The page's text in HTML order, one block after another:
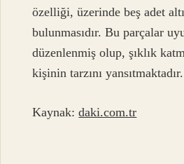
özelliği, üzerinde beş adet
bulunmasıdır. Bu parçalar
düzenlenmiş olup, şıklık
kişinin tarzını yansıtmaktadır.
Kaynak:daki.com.tr